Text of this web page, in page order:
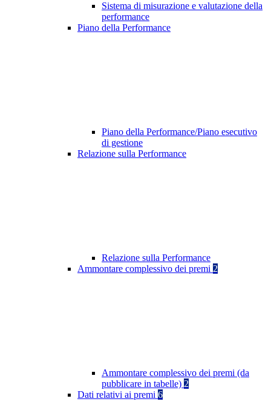
Sistema di misurazione e valutazione della
performance
Piano della Performance
Piano della Performance/Piano esecutivo
di gestione
Relazione sulla Performance
Relazione sulla Performance
Ammontare complessivo dei premi 2
Ammontare complessivo dei premi (da
pubblicare in tabelle) 2
Dati relativi ai premi 6